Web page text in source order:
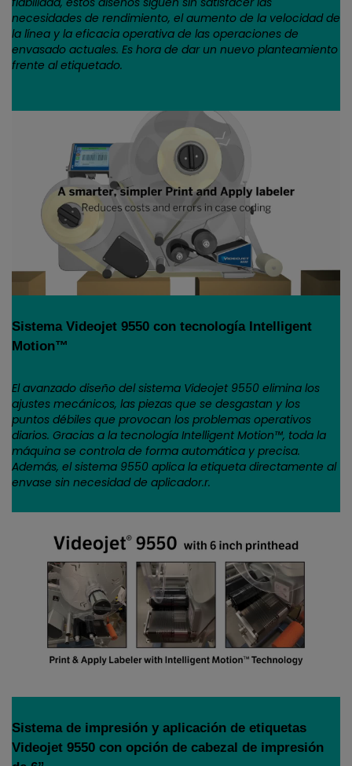
necesidades de rendimiento, el aumento de la velocidad de
la línea y la eficacia operativa de las operaciones de
envasado actuales. Es hora de dar un nuevo planteamiento
frente al etiquetado.
Sistema Videojet 9550 con tecnología Intelligent
Motion™
El avanzado diseño del sistema Videojet 9550 elimina los
ajustes mecánicos, las piezas que se desgastan y los
puntos débiles que provocan los problemas operativos
diarios. Gracias a la tecnología Intelligent Motion™, toda la
máquina se controla de forma automática y precisa.
Además, el sistema 9550 aplica la etiqueta directamente al
envase sin necesidad de aplicador.r.
Sistema de impresión y aplicación de etiquetas
Videojet 9550 con opción de cabezal de impresión